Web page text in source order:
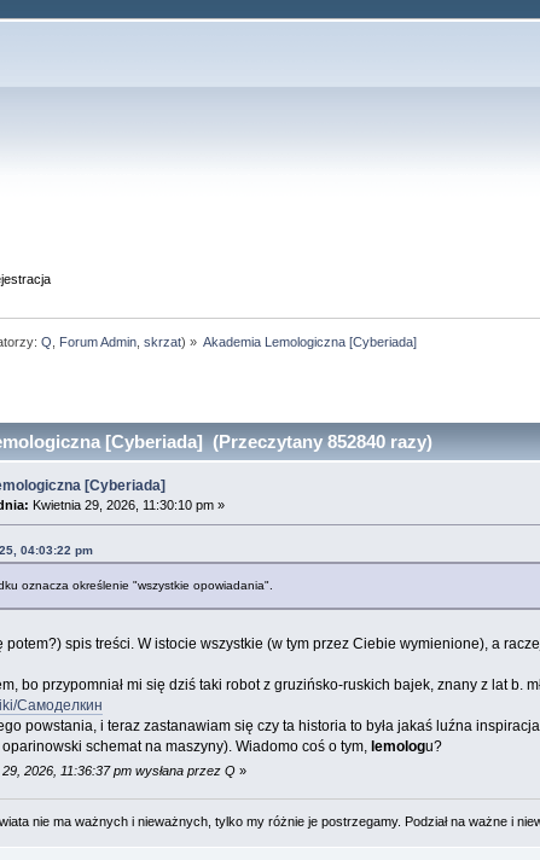
Q Forum Admin, skrzat) » Akademia Lemologiczna [Cyberiada]
[Cyberiada] (Przeczytany 852840 razy)
[Cyberiada]
Kwietnia 29, 2026, 11:30:10 pm »
04:03:22 pm
oznacza określenie "wszystkie opowiadania".
potem?) spis treści. W istocie wszystkie (w tym przez Ciebie wymienione), a
bo przypomniał mi się dziś taki robot z gruzińsko-ruskich bajek, znany z lat b.
Самоделкин
powstania, i teraz zastanawiam się czy ta historia to była jakaś luźna
schemat na maszyny). Wiadomo coś o tym, lemologu?
2026, 11:36:37 pm wysłana przez Q»
nie ma ważnych i nieważnych, tylko my różnie je postrzegamy. Podział na ważne i